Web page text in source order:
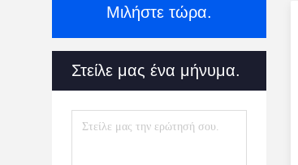
Μιλήστε τώρα.
Στείλε μας ένα μήνυμα.